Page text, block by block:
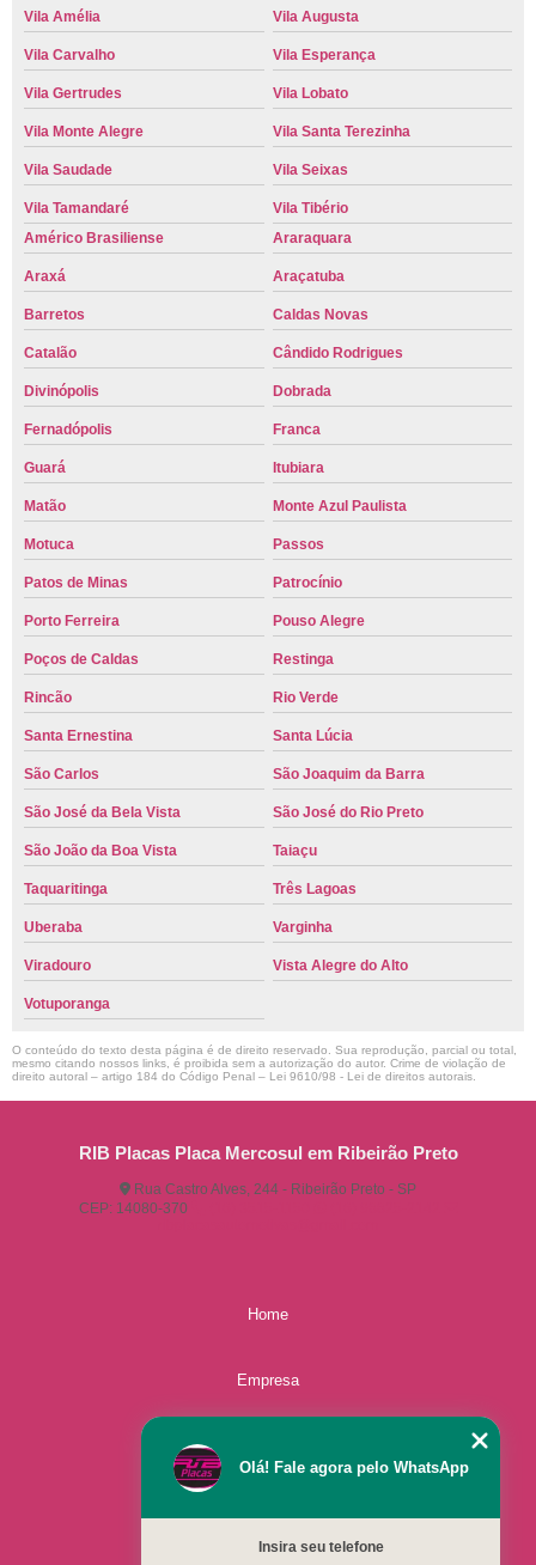
Vila Amélia Vila Augusta
Vila Carvalho Vila Esperança
Vila Gertrudes Vila Lobato
Vila Monte Alegre Vila Santa Terezinha
Vila Saudade Vila Seixas
Vila Tamandaré
Vila Tibério
Américo Brasiliense
Araraquara
Araxá Araçatuba
Barretos Caldas Novas
Catalão Cândido Rodrigues
Divinópolis Dobrada
Fernadópolis Franca
Guará Itubiara
Matão Monte Azul Paulista
Motuca Passos
Patos de Minas Patrocínio
Porto Ferreira Pouso Alegre
Poços de Caldas Restinga
Rincão Rio Verde
Santa Ernestina Santa Lúcia
São Carlos São Joaquim da Barra
São José da Bela Vista São José do Rio Preto
São João da Boa Vista Taiaçu
Taquaritinga Três Lagoas
Uberaba Varginha
Viradouro Vista Alegre do Alto
Votuporanga
O conteúdo do texto desta página é de direito reservado. Sua reprodução, parcial ou total,
mesmo citando nossos links, é proibida sem a autorização do autor. Crime de violação de
direito autoral – artigo 184 do Código Penal – Lei 9610/98 - Lei de direitos autorais
RIB Placas Placa Mercosul em Ribeirão Preto
Rua Castro Alves, 244 - Ribeirão Preto - SP
CEP: 14080-370
Home
Empresa
Olá! Fale agora pelo WhatsApp
Insira seu telefone